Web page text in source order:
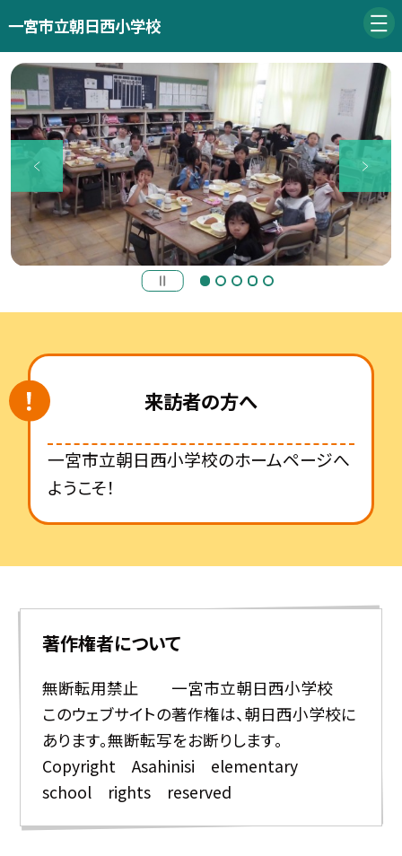
一宮市立朝日西小学校
来訪者の方へ
一宮市立朝日西小学校のホームページへ
ようこそ！
著作権者について
無断転用禁止 一宮市立朝日西小学校
このウェブサイトの著作権は、朝日西小学校に
あります。無断転写をお断りします。
Copyright Asahinisi elementary
school rights reserved